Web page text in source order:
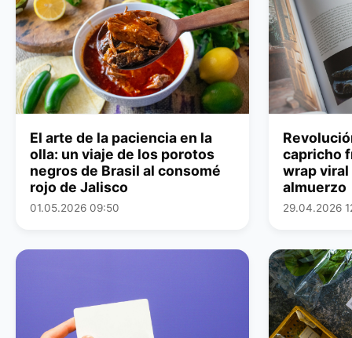
El arte de la paciencia en la
olla: un viaje de los porotos
negros de Brasil al consomé
rojo de Jalisco
01.05.2026 09:50
capricho
wrap viral
almuerzo
29.04.2026